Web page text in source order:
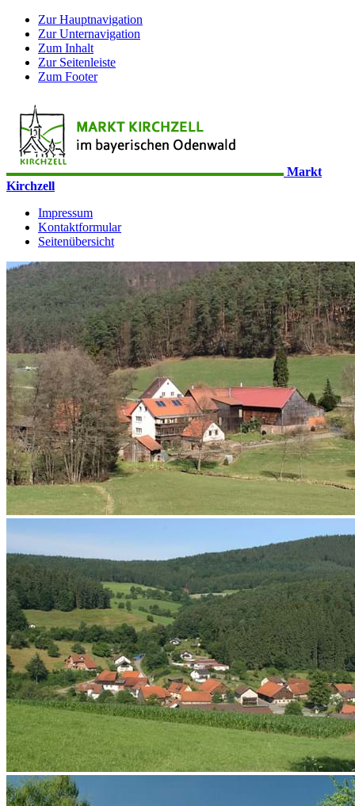
Zur Hauptnavigation
Zur Unternavigation
Zum Inhalt
Zur Seitenleiste
Zum Footer
Markt
Kirchzell
Impressum
Kontaktformular
Seitenübersicht